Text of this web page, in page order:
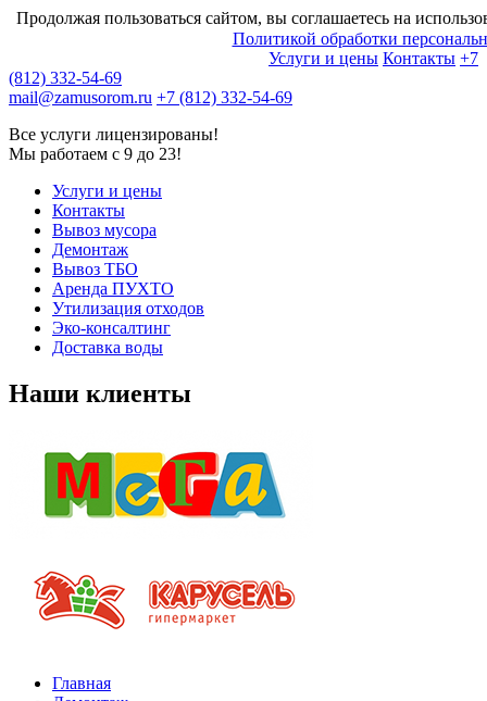
Продолжая пользоваться сайтом, вы соглашаетесь на
Политикой обработки
Услуги и цены Контакты +7
(812) 332-54-69
mail@zamusorom.ru +7 (812) 332-54-69
Все услуги лицензированы!
Мы работаем с 9 до 23!
Услуги и цены
Контакты
Вывоз мусора
Демонтаж
Вывоз ТБО
Аренда ПУХТО
Утилизация отходов
Эко-консалтинг
Доставка воды
Наши клиенты
Главная